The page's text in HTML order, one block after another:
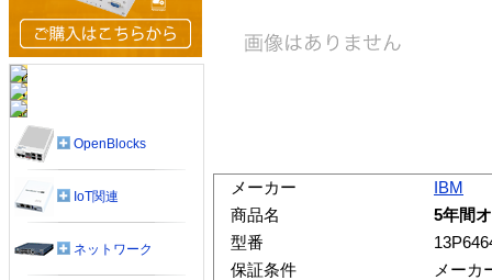
メーカー
IBM
商品名
5年間
型番
保証条件
メーカ
OpenBlocks
IoT関連
ネットワーク